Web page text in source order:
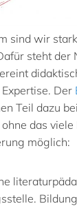
sind wir
steht der
Der
Teil dazu
das viele
möglich: